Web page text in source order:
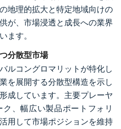
地理的拡大と特定地域向けの
が、市場浸透と成長への業界
ます。
分散型市場
ルコングロマリットが特化し
を展開する分散型構造を示し
成しています。主要プレーヤ
、幅広い製品ポートフォリ
用して市場ポジションを維持